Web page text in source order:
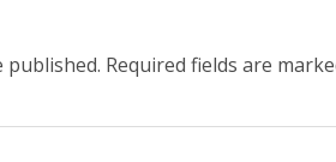
published. Required fields are